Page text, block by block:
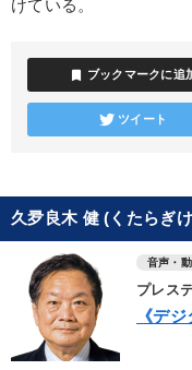
けている。
bookmark ブックマークに追
ツイート
久夛良木 健 (くたらぎ
音声・
プレス
《デ